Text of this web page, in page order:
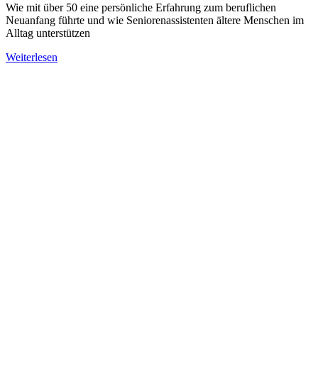
Wie mit über 50 eine persönliche Erfahrung zum beruflichen
Neuanfang führte und wie Seniorenassistenten ältere Menschen im
Alltag unterstützen
Weiterlesen